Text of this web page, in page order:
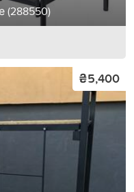
(288550)
₴5,400